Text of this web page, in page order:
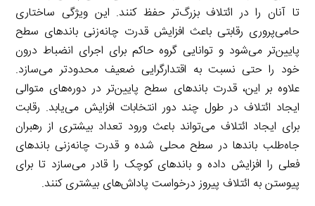
تا آنان را در ائتلاف بزرگ‌تر حفظ کنند. این ویژگی ساختاری
حامی‌پروری رقابتی باعث افزایش قدرت چانه‌زنی باندهای سطح
پایین‌تر می‌شود و توانایی گروه حاکم برای اجرای انضباط درون
خود را حتی نسبت به اقتدارگرایی ضعیف محدودتر می‌سازد.
علاوه بر این، قدرت باندهای سطح پایین‌تر در دوره‌های متوالی
ایجاد ائتلاف در طول چند دور انتخابات افزایش می‌یابد. رقابت
برای ایجاد ائتلاف می‌تواند باعث ورود تعداد بیشتری از رهبران
جاه‌طلب باندها در سطح محلی شده و قدرت چانه‌زنی باندهای
فعلی را افزایش داده و باندهای کوچک را قادر می‌سازد تا برای
پیوستن به ائتلاف پیروز درخواست پاداش‌های بیشتری کنند.